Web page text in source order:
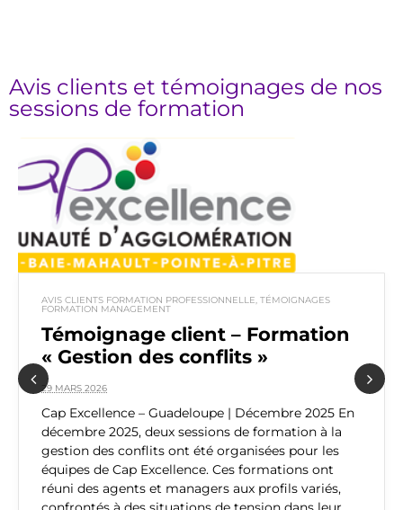
Avis clients et témoignages de nos
sessions de formation
Previous
AVIS CLIENTS FORMATION PROFESSIONNELLE, TÉMOIGNAGES
FORMATION MANAGEMENT
Témoignage client – Formation
« Gestion des conflits »
29 MARS 2026
Cap Excellence – Guadeloupe | Décembre 2025 En
décembre 2025, deux sessions de formation à la
gestion des conflits ont été organisées pour les
équipes de Cap Excellence. Ces formations ont
réuni des agents et managers aux profils variés,